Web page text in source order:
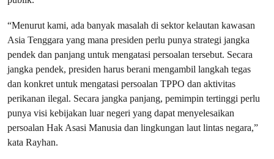
“Menurut kami, ada banyak masalah di sektor kelautan kawasan
Asia Tenggara yang mana presiden perlu punya strategi jangka
pendek dan panjang untuk mengatasi persoalan tersebut. Secara
jangka pendek, presiden harus berani mengambil langkah tegas
dan konkret untuk mengatasi persoalan TPPO dan aktivitas
perikanan ilegal. Secara jangka panjang, pemimpin tertinggi perlu
punya visi kebijakan luar negeri yang dapat menyelesaikan
persoalan Hak Asasi Manusia dan lingkungan laut lintas negara,”
kata Rayhan.